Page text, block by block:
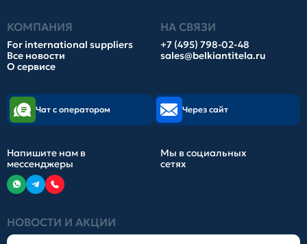
КОМПАНИЯ
For international suppliers
Все новости
О сервисе
НА СВЯЗИ
+7 (495) 798-02-48
sales@belkiantitela.ru
НОВОСТИ И АКЦИИ
Чат с оператором Через сайт
Напишите нам в
мессенджеры
Мы в социальных
сетях